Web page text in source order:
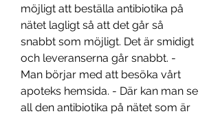
möjligt att beställa antibiotika på
nätet lagligt så att det går så
snabbt som möjligt. Det är smidigt
och leveranserna går snabbt. -
Man börjar med att besöka vårt
apoteks hemsida. - Där kan man se
all den antibiotika på nätet som är